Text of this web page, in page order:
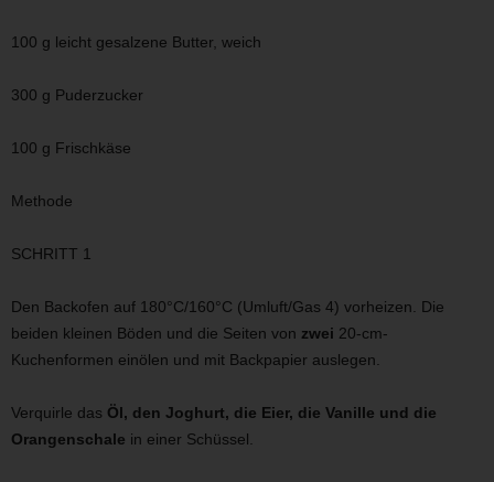
100 g leicht gesalzene Butter, weich
300 g Puderzucker
100 g Frischkäse
Methode
SCHRITT 1
Den Backofen auf 180°C/160°C (Umluft/Gas 4) vorheizen. Die
beiden kleinen Böden und die Seiten von zwei 20-cm-
Kuchenformen einölen und mit Backpapier auslegen.
Verquirle das Öl, den Joghurt, die Eier, die Vanille und die
Orangenschale in einer Schüssel.